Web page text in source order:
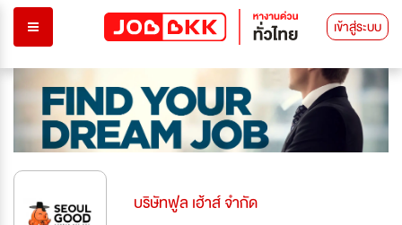
เข้าสู่ระบบ
บริษัทฟูล เฮ้าส์ จำกัด